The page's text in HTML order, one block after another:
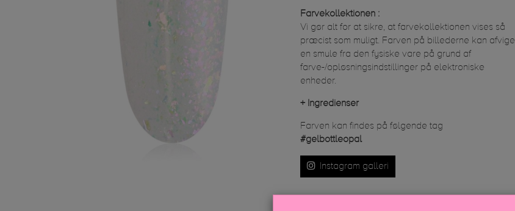
Farvekollektionen :
Vi gør alt for at sikre, at farvekollektionen vises så
præcist som muligt. Farven på billederne kan afvige
en smule fra den fysiske vare på grund af
farve-/opløsningsindstillinger på elektroniske
enheder.
+ Ingredienser
Farven kan findes på følgende tag
#gelbottleopal
Instagram galleri